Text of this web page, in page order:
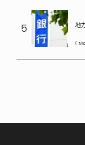
5
地